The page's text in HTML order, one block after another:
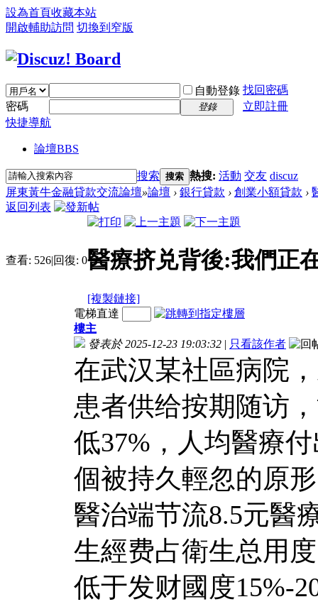
設為首頁收藏本站
開啟輔助訪問 切換到窄版
自動登錄 找回密碼
密碼
登錄
立即註冊
快捷導航
論壇BBS
搜索 搜索 熱搜: 活動 交友 discuz
屏東黃牛金融貸款交流論壇»論壇 › 銀行貸款 › 創業小額貸款 ›
返回列表
查看: 526|回復: 0醫療挤兑背後:我們正
[複製鏈接]
電梯直達
樓主
發表於 2025-12-23 19:03:32 | 只看該作者
在武汉某社區病院
患者供给按期随访
低37%，人均醫療
個被持久輕忽的原
醫治端节流8.5元醫
生經费占衛生总用
低于发财國度15%-